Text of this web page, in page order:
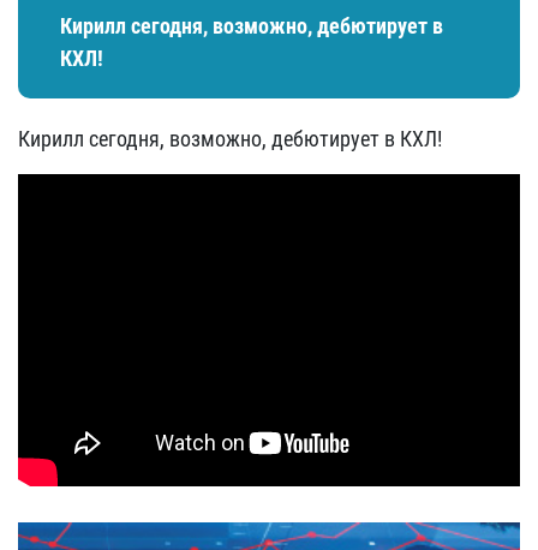
Кирилл сегодня, возможно, дебютирует в
КХЛ!
Кирилл сегодня, возможно, дебютирует в КХЛ!